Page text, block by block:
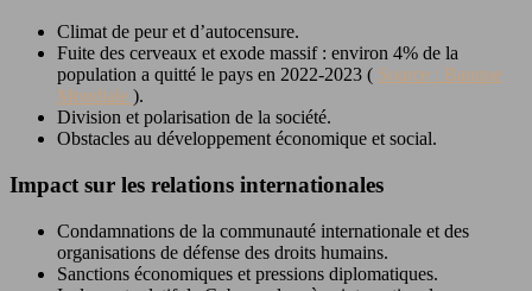
Climat de peur et d’autocensure.
Fuite des cerveaux et exode massif : environ 4% de la
population a quitté le pays en 2022-2023 ( Source : Banque
Mondiale ).
Division et polarisation de la société.
Obstacles au développement économique et social.
Impact sur les relations internationales
Condamnations de la communauté internationale et des
organisations de défense des droits humains.
Sanctions économiques et pressions diplomatiques.